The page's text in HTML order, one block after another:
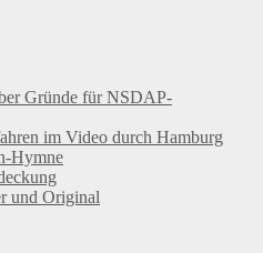
Gründe für NSDAP-
im Video durch Hamburg
Hymne
und Original